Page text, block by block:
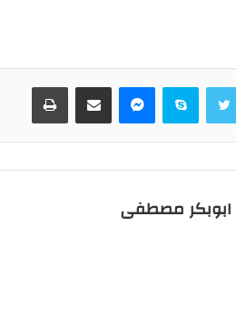
تويتر سكايب ماسنجر مشاركة عبر البريد طباعة
ابوبكر مصطفى